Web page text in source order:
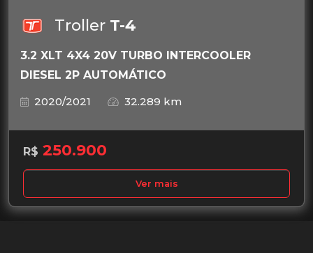
Troller T-4
3.2 XLT 4X4 20V TURBO INTERCOOLER
DIESEL 2P AUTOMÁTICO
2020/2021
32.289 km
R$ 250.900
Ver mais